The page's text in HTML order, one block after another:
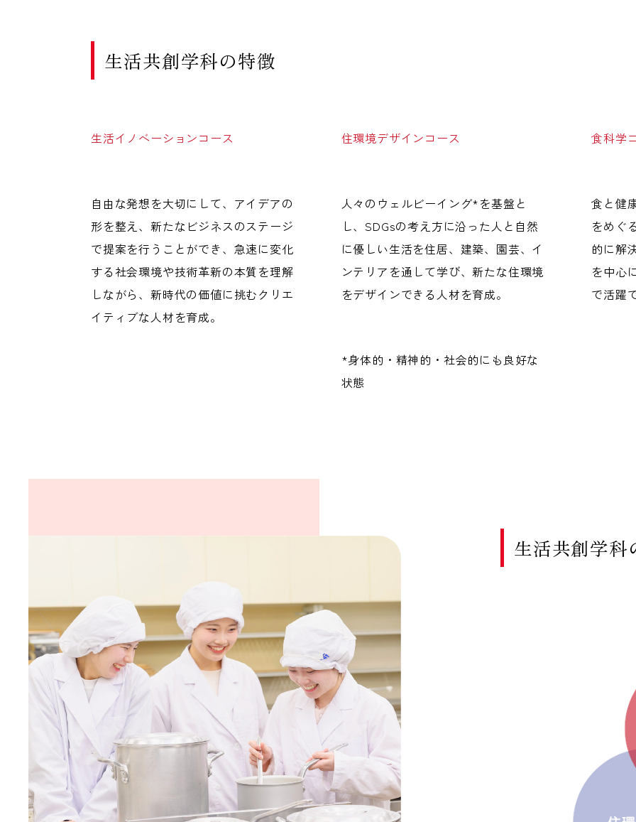
生活共創学科の特徴
生活イノベーションコース
自由な発想を大切にして、アイデアの
形を整え、新たなビジネスのステージ
で提案を行うことができ、急速に変化
する社会環境や技術革新の本質を理解
しながら、新時代の価値に挑むクリエ
イティブな人材を育成。
住環境デザインコース
人々のウェルビーイング*を基盤と
し、SDGsの考え方に沿った人と自然
に優しい生活を住居、建築、園芸、イ
ンテリアを通して学び、新たな住環境
をデザインできる人材を育成。
*身体的・精神的・社会的にも良好な
状態
食科学
食と健
をめぐ
的に解
を中心
で活躍
生活共創学科